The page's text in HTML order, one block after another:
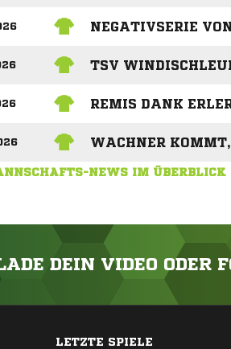
NEGATIVSERIE
TSV
REMIS DANK
WACHNER
NEWS IM ÜBERBLICK
DEIN VIDEO ODER
LETZTE SPIELE